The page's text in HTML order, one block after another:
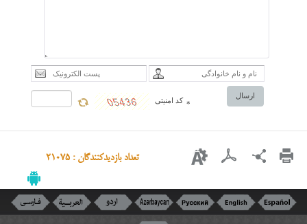
ارسال
* کد امنیتی
تعداد بازدیدکنندگان : 21075